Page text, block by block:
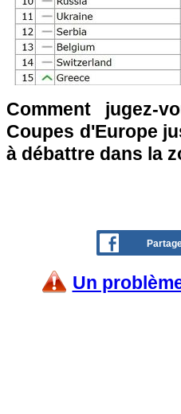
Comment jugez-
Coupes d'Europe
à débattre dans la
Un